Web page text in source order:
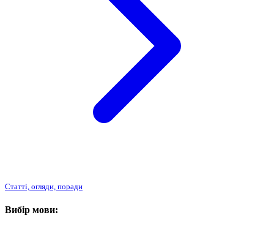
Статті, огляди, поради
Вибір мови: